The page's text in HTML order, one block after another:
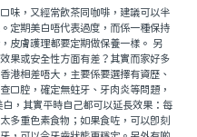
味，又經常飲茶同咖啡，建議可以半
定期美白唔代表過度，而係一種保持
皮膚護理都要定期做保養一樣。 另
果或安全性方面有差？其實而家好多
港相差唔大，主要係要選擇有資歷、
口腔，確定無蛀牙、牙肉炎等問題，
，其實平時自己都可以延長效果：每
多重色素食物；如果食咗，可以即刻